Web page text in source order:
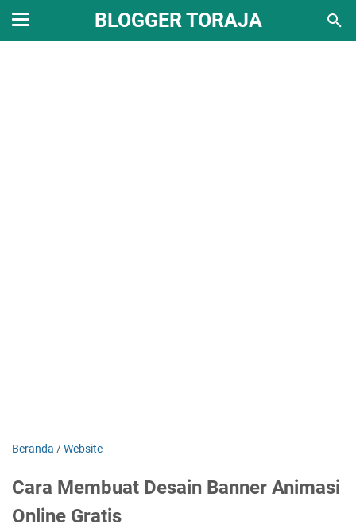
BLOGGER TORAJA
Beranda /Website
Cara Membuat Desain Banner Animasi
Online Gratis